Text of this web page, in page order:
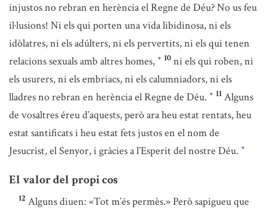
injustos no rebran en herència el Regne de Déu? No us feu
il·lusions! Ni els qui porten una vida libidinosa, ni els
idòlatres, ni els adúlters, ni els pervertits, ni els qui tenen
relacions sexuals amb altres homes, * 10 ni els qui roben, ni
els usurers, ni els embriacs, ni els calumniadors, ni els
lladres no rebran en herència el Regne de Déu. * 11 Alguns
de vosaltres éreu d’aquests, però ara heu estat rentats, heu
estat santificats i heu estat fets justos en el nom de
Jesucrist, el Senyor, i gràcies a l’Esperit del nostre Déu. *
El valor del propi cos
12 Alguns diuen: «Tot m’és permès.» Però sapigueu que